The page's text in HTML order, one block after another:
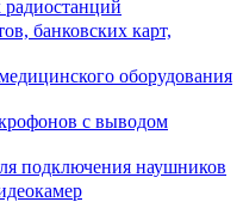
банковских карт,
оборудования
с выводом
подключения наушников